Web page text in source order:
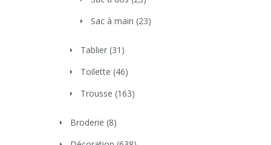
Sac à main (23)
Tablier (31)
Toilette (46)
Trousse (163)
Broderie (8)